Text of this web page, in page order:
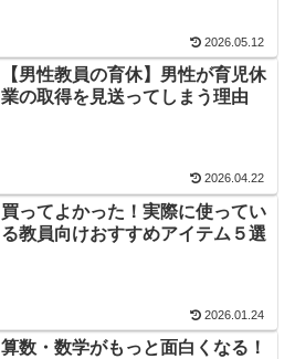
2026.05.12
【男性教員の育休】男性が育児休
業の取得を見送ってしまう理由
2026.04.22
買ってよかった！実際に使ってい
る教員向けおすすめアイテム５選
2026.01.24
算数・数学がもっと面白くなる！